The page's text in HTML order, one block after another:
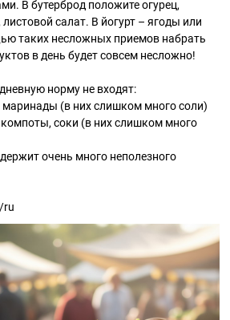
В бутерброд положите огурец,
салат. В йогурт – ягоды или
таких несложных приемов набрать
в день будет совсем несложно!
норму не входят:
(в них слишком много соли)
соки (в них слишком много
очень много неполезного
ru